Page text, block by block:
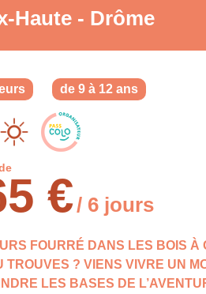
Haute - Drôme
de 9 à 12 ans
€/ 6 jours
FOURRÉ DANS LES BOIS
TROUVES ? VIENS VIVRE UN
LES BASES DE